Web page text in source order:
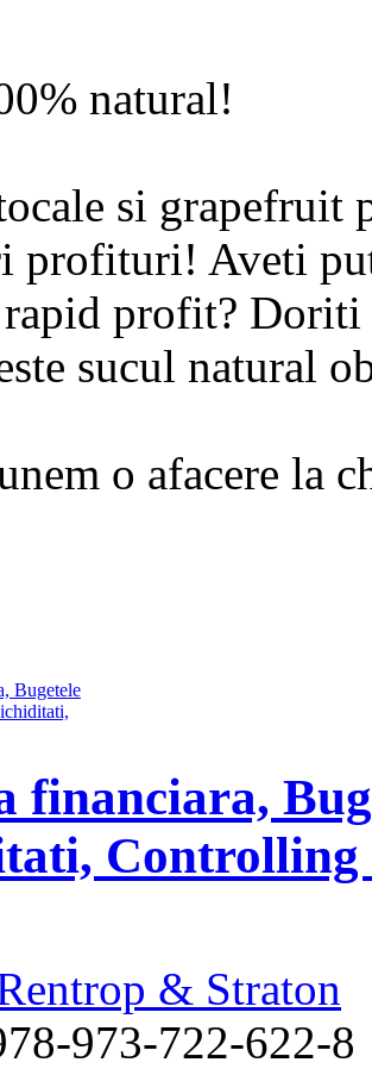
natural!
si grapefruit
profituri! Aveti
profit? Doriti
sucul natural
o afacere la
financiara,
Controlling
& Straton
973-722-622-8